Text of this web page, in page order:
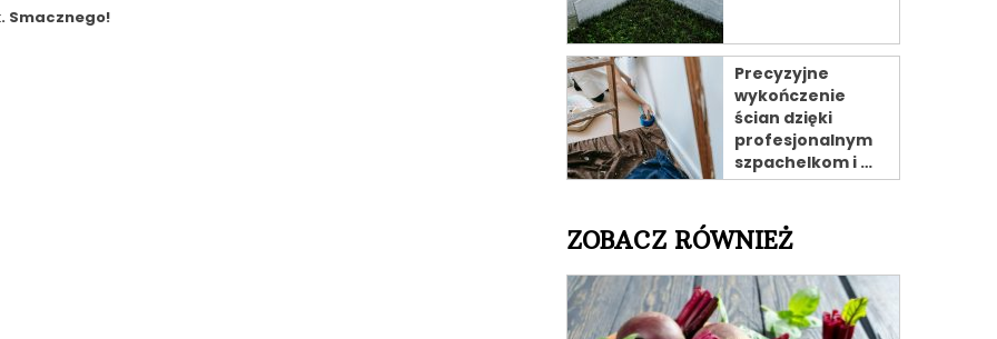
Smacznego!
Precyzyjne
wykończenie
ścian dzięki
profesjonalnym
szpachelkom i …
ZOBACZ RÓWNIEŻ